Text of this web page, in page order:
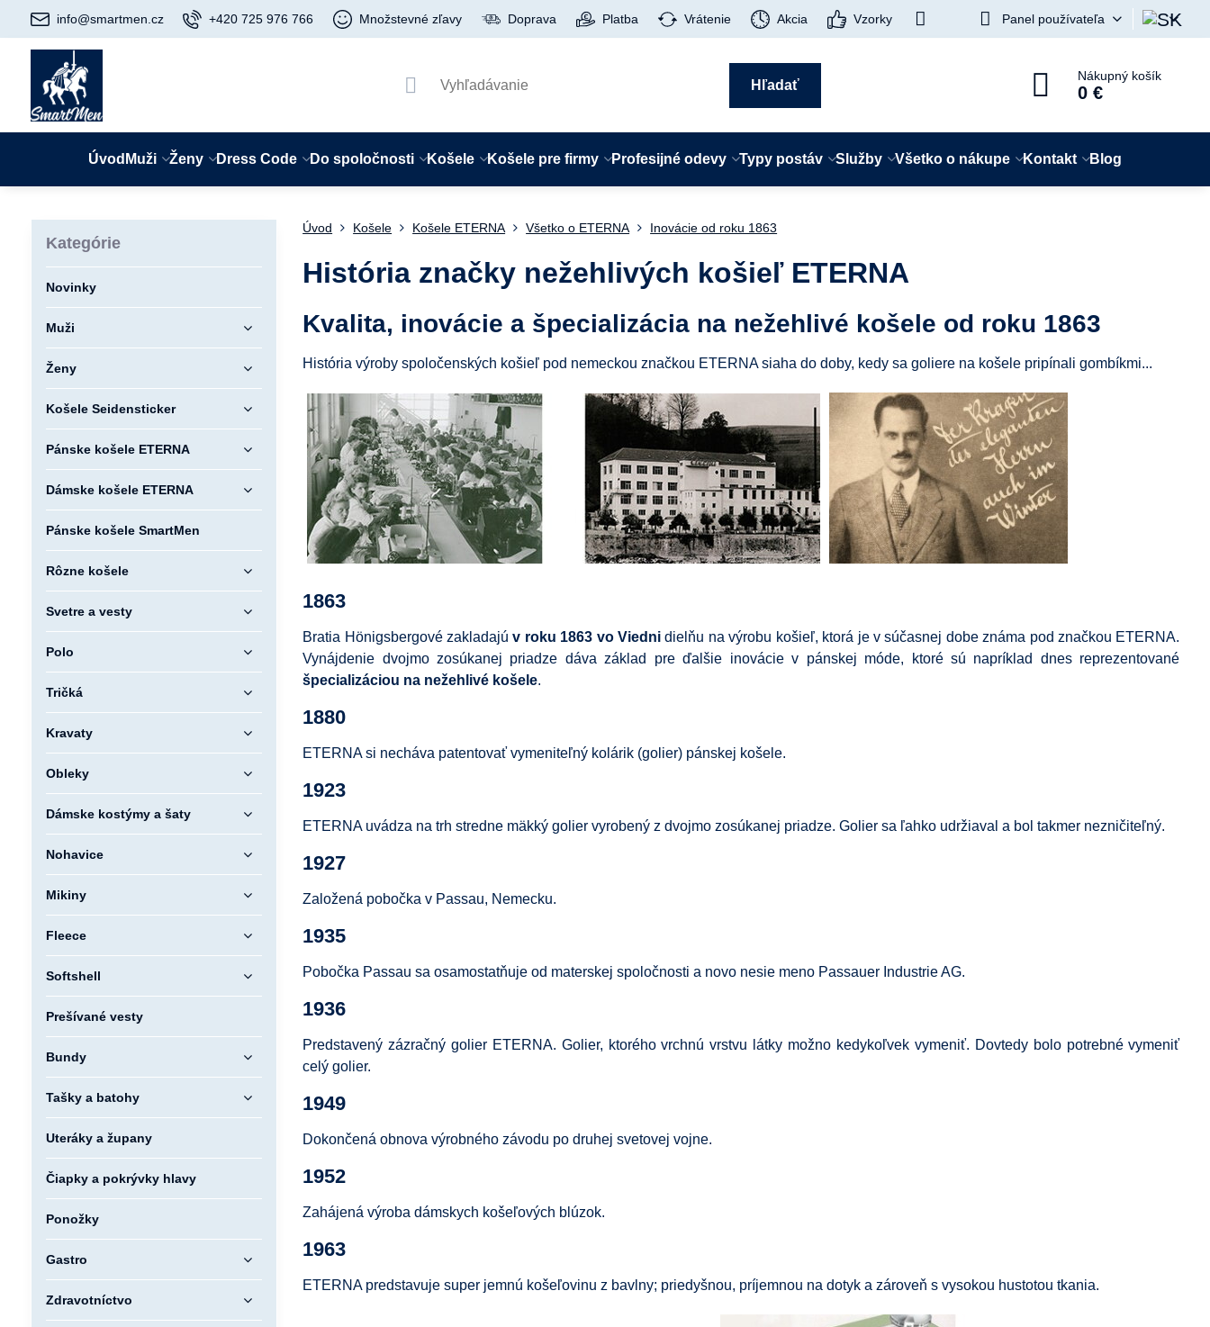
info@smartmen.cz +420 725 976 766 Množstevné zľavy Doprava Platba Vrátenie Akcia Vzorky Panel používateľa
Hľadať
Nákupný košík
0 €
Úvod Muži Ženy Dress Code Do spoločnosti Košele Košele pre firmy Profesijné odevy Typy postáv Služby Všetko o nákupe Kontakt Blog
Úvod Košele Košele ETERNA Všetko o ETERNA Inovácie od roku 1863
História značky nežehlivých košieľ ETERNA
Kvalita, inovácie a špecializácia na nežehlivé košele od roku 1863
História výroby spoločenských košieľ pod nemeckou značkou ETERNA siaha do doby, kedy sa goliere na košele pripínali gombíkmi...
1863
Bratia Hönigsbergové zakladajúv roku 1863 vo Viedni dielňu na výrobu košieľ, ktorá je v súčasnej dobe známa pod značkou ETERNA.
Vynájdenie dvojmo zosúkanej priadze dáva základ pre ďalšie inovácie v pánskej móde, ktoré sú napríklad dnes reprezentované
špecializáciou na nežehlivé košele.
1880
ETERNA si necháva patentovať vymeniteľný kolárik (golier) pánskej košele.
1923
ETERNA uvádza na trh stredne mäkký golier vyrobený z dvojmo zosúkanej priadze. Golier sa ľahko udržiaval a bol takmer nezničiteľný.
1927
Založená pobočka v Passau, Nemecku.
1935
Pobočka Passau sa osamostatňuje od materskej spoločnosti a novo nesie meno Passauer Industrie AG.
1936
Predstavený zázračný golier ETERNA. Golier, ktorého vrchnú vrstvu látky možno kedykoľvek vymeniť. Dovtedy bolo potrebné vymeniť
celý golier.
1949
Dokončená obnova výrobného závodu po druhej svetovej vojne.
1952
Zahájená výroba dámskych košeľových blúzok.
1963
ETERNA predstavuje super jemnú košeľovinu z bavlny; priedyšnou, príjemnou na dotyk a zároveň s vysokou hustotou tkania.
Kategórie
Novinky
Muži
Ženy
Košele Seidensticker
Pánske košele ETERNA
Dámske košele ETERNA
Pánske košele SmartMen
Rôzne košele
Svetre a vesty
Polo
Tričká
Kravaty
Obleky
Dámske kostýmy a šaty
Nohavice
Mikiny
Fleece
Softshell
Prešívané vesty
Bundy
Tašky a batohy
Uteráky a župany
Čiapky a pokrývky hlavy
Ponožky
Gastro
Zdravotníctvo